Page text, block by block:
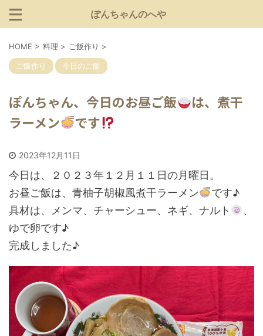
ぽんちゃんのへや
HOME > 料理 > ご飯作り >
ご飯作り 今日のご飯
ぽんちゃん、今日のお昼ご飯
は、煮干
ラーメン
です
2023年12月11日
今日は、２０２３年１２月１１日の月曜日。
お昼ご飯は、青柚子胡椒風煮干ラーメン
です♪
具材は、メンマ、チャーシュー、ネギ、ナルト
、
ゆで卵です♪
完成しました♪